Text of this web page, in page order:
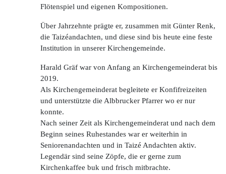
Flötenspiel und eigenen Kompositionen.
Über Jahrzehnte prägte er, zusammen mit Günter Renk,
die Taizéandachten, und diese sind bis heute eine feste
Institution in unserer Kirchengemeinde.
Harald Gräf war von Anfang an Kirchengemeinderat bis
2019.
Als Kirchengemeinderat begleitete er Konfifreizeiten
und unterstützte die Albbrucker Pfarrer wo er nur
konnte.
Nach seiner Zeit als Kirchengemeinderat und nach dem
Beginn seines Ruhestandes war er weiterhin in
Seniorenandachten und in Taizé Andachten aktiv.
Legendär sind seine Zöpfe, die er gerne zum
Kirchenkaffee buk und frisch mitbrachte.